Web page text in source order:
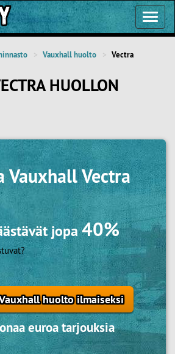
Vauxhall huolto Vectra
HUOLLON
Vauxhall Vectra
jopa40%
huolto ilmaiseksi
euroa tarjouksia